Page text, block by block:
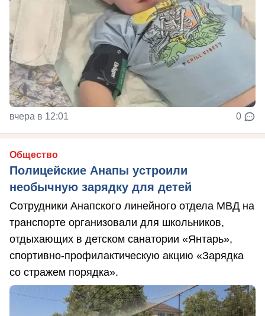
вчера в 12:01 0
Общество
Полицейские Анапы устроили
необычную зарядку для детей
Сотрудники Анапского линейного отдела МВД на
транспорте организовали для школьников,
отдыхающих в детском санатории «Янтарь»,
спортивно-профилактическую акцию «Зарядка
со стражем порядка».